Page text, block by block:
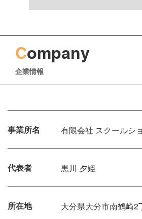
Company
企業情報
事業所名 有限会社 スクールシ
代表者 黒川 夕姫
所在地 大分県大分市南鶴崎2